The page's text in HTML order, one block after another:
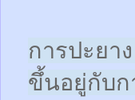
การปะยา
ขึ้นอยู่กับก